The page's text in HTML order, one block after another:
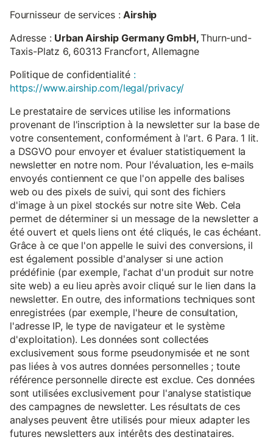
Fournisseur de services :Airship
Adresse : Urban Airship Germany GmbH,Thurn-und-
Taxis-Platz 6, 60313 Francfort, Allemagne
Politique de confidentialité :
https://www.airship.com/legal/privacy/
Le prestataire de services utilise les informations
provenant de l'inscription à la newsletter sur la base de
votre consentement, conformément à l'art. 6 Para. 1 lit.
a DSGVO pour envoyer et évaluer statistiquement la
newsletter en notre nom. Pour l'évaluation, les e-mails
envoyés contiennent ce que l'on appelle des balises
web ou des pixels de suivi, qui sont des fichiers
d'image à un pixel stockés sur notre site Web. Cela
permet de déterminer si un message de la newsletter a
été ouvert et quels liens ont été cliqués, le cas échéant.
Grâce à ce que l'on appelle le suivi des conversions, il
est également possible d'analyser si une action
prédéfinie (par exemple, l'achat d'un produit sur notre
site web) a eu lieu après avoir cliqué sur le lien dans la
newsletter. En outre, des informations techniques sont
enregistrées (par exemple, l'heure de consultation,
l'adresse IP, le type de navigateur et le système
d'exploitation). Les données sont collectées
exclusivement sous forme pseudonymisée et ne sont
pas liées à vos autres données personnelles ; toute
référence personnelle directe est exclue. Ces données
sont utilisées exclusivement pour l'analyse statistique
des campagnes de newsletter. Les résultats de ces
analyses peuvent être utilisés pour mieux adapter les
futures newsletters aux intérêts des destinataires.